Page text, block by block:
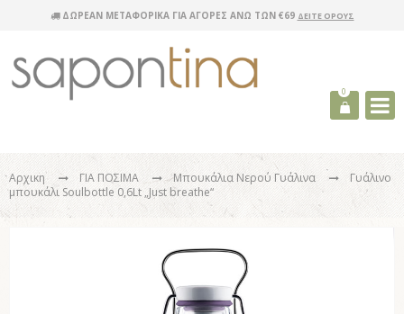
ΔΩΡΕΑΝ ΜΕΤΑΦΟΡΙΚΑ ΓΙΑ ΑΓΟΡΕΣ ΑΝΩ ΤΩΝ €69 ΔΕΙΤΕ ΟΡΟΥΣ
0
Αρχικη ΓΙΑ ΠΟΣΙΜΑ Μπουκάλια Νερού Γυάλινα
Γυάλινο
μπουκάλι Soulbottle 0,6Lt „Just breathe“